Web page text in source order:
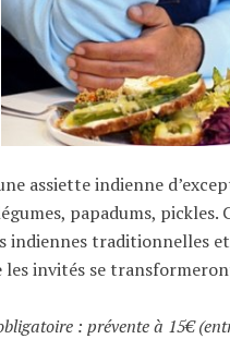
assiette indienne
papadums,
indiennes traditionnelles
les invités se
: prévente à 15€